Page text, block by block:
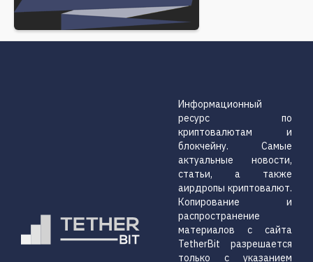
Информационный
ресурс по
криптовалютам и
блокчейну. Самые
актуальные новости,
статьи, а также
аирдропы криптовалют.
Копирование и
распространение
материалов с сайта
TetherBit разрешается
только с указанием